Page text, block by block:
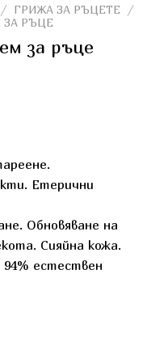
/ ГРИЖА ЗА РЪЦЕТЕ
/
ЗА РЪЦЕ
за ръце
Етерични
Обновяване на
Сияйна кожа.
94% естествен